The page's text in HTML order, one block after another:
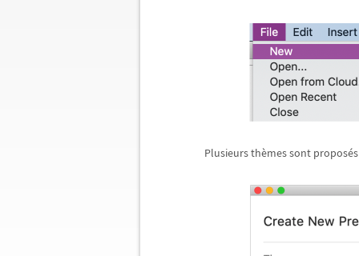
Plusieurs thèmes sont proposé